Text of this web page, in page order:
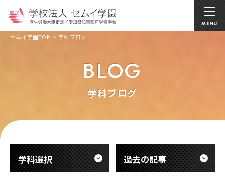
MENU
セムイ学園TOP 学科ブログ
BLOG
学科ブログ
学科選択 過去の記事